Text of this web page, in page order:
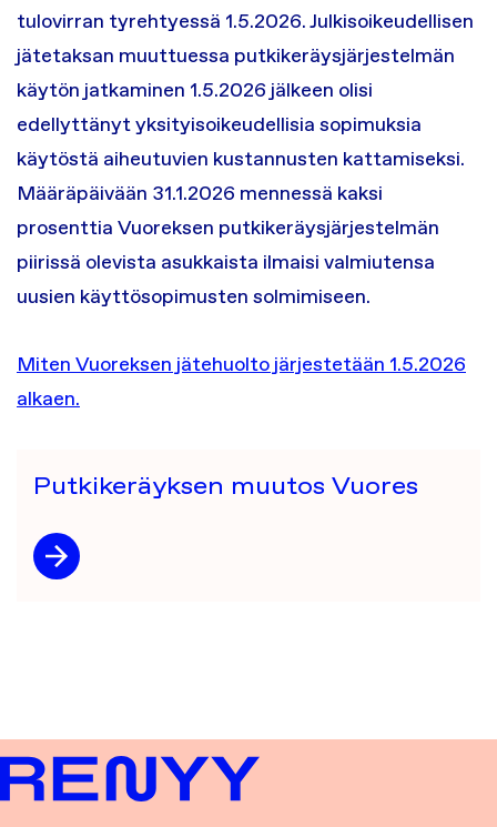
tulovirran tyrehtyessä 1.5.2026. Julkisoikeudellisen
jätetaksan muuttuessa putkikeräysjärjestelmän
käytön jatkaminen 1.5.2026 jälkeen olisi
edellyttänyt yksityisoikeudellisia sopimuksia
käytöstä aiheutuvien kustannusten kattamiseksi.
Määräpäivään 31.1.2026 mennessä kaksi
prosenttia Vuoreksen putkikeräysjärjestelmän
piirissä olevista asukkaista ilmaisi valmiutensa
uusien käyttösopimusten solmimiseen.
Miten Vuoreksen jätehuolto järjestetään 1.5.2026
alkaen.
Putkikeräyksen muutos Vuores